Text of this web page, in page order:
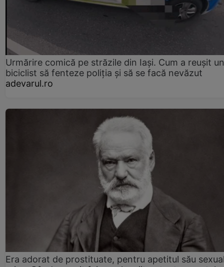
Urmărire comică pe străzile din Iași. Cum a reușit un
biciclist să fenteze poliția și să se facă nevăzut
adevarul.ro
Era adorat de prostituate, pentru apetitul său